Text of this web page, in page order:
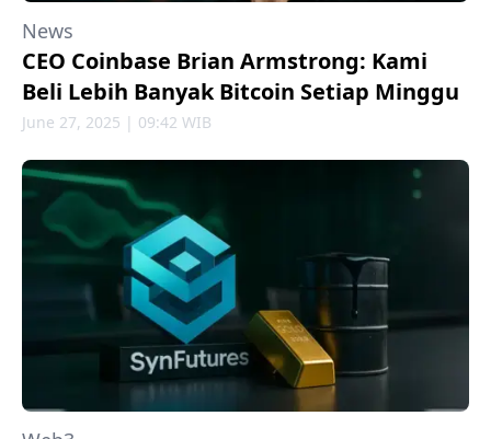
News
CEO Coinbase Brian Armstrong: Kami
Beli Lebih Banyak Bitcoin Setiap Minggu
June 27, 2025 | 09:42 WIB